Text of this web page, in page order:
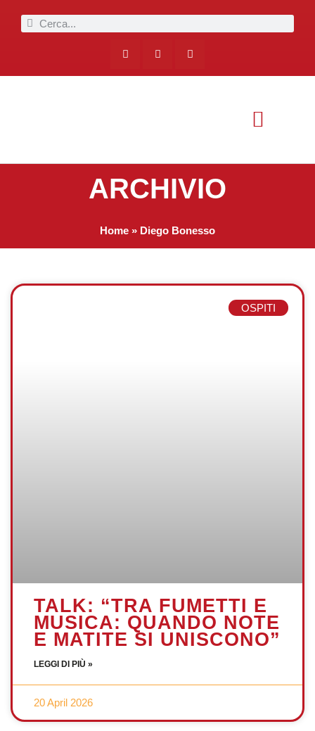
ARCHIVIO
Home » Diego Bonesso
OSPITI
TALK: “TRA FUMETTI E
MUSICA: QUANDO NOTE
E MATITE SI UNISCONO”
LEGGI DI PIÙ »
20 April 2026